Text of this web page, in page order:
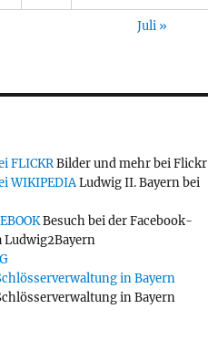
Juli »
FLICKRBilder und mehr bei Flickr
WIKIPEDIALudwig II. Bayern bei
Besuch bei der Facebook-
Ludwig2Bayern
in Bayern
in Bayern